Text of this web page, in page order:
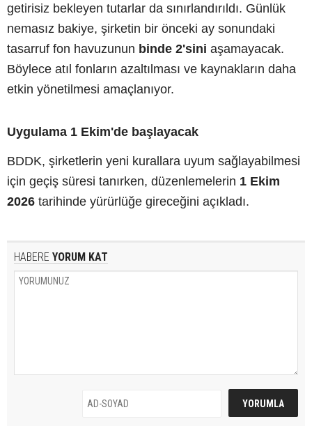
getirisiz bekleyen tutarlar da sınırlandırıldı. Günlük
nemasız bakiye, şirketin bir önceki ay sonundaki
tasarruf fon havuzunun binde 2'sini aşamayacak.
Böylece atıl fonların azaltılması ve kaynakların daha
etkin yönetilmesi amaçlanıyor.
Uygulama 1 Ekim'de başlayacak
BDDK, şirketlerin yeni kurallara uyum sağlayabilmesi
için geçiş süresi tanırken, düzenlemelerin 1 Ekim
2026 tarihinde yürürlüğe gireceğini açıkladı.
HABERE YORUM KAT